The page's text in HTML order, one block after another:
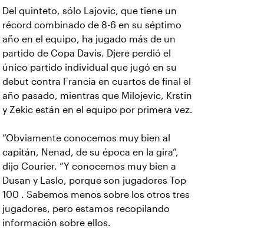
Del quinteto, sólo Lajovic, que tiene un
récord combinado de 8-6 en su séptimo
año en el equipo, ha jugado más de un
partido de Copa Davis. Djere perdió el
único partido individual que jugó en su
debut contra Francia en cuartos de final el
año pasado, mientras que Milojevic, Krstin
y Zekic están en el equipo por primera vez.
“Obviamente conocemos muy bien al
capitán, Nenad, de su época en la gira”,
dijo Courier. “Y conocemos muy bien a
Dusan y Laslo, porque son jugadores Top
100 . Sabemos menos sobre los otros tres
jugadores, pero estamos recopilando
información sobre ellos.